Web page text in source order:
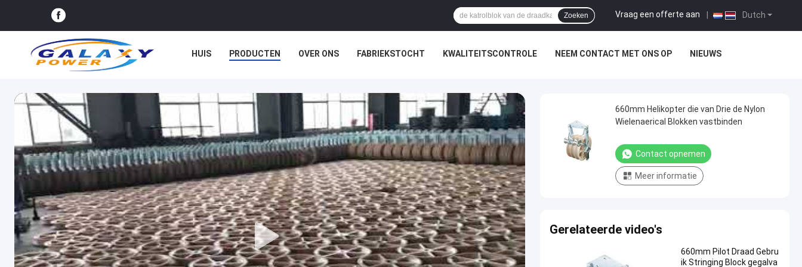
Dutch
Vraag een offerte aan
Zoeken
HUIS PRODUCTEN OVER ONS FABRIEKSTOCHT KWALITEITSCONTROLE NEEM CONTACT MET ONS OP NIEUWS
660mm Helikopter die van Drie de Nylon
Wielenaerical Blokken vastbinden
Contact opnemen
Meer informatie
Gerelateerde video's
660mm Pilot Draad Gebru
ik Stringing Block gegalva